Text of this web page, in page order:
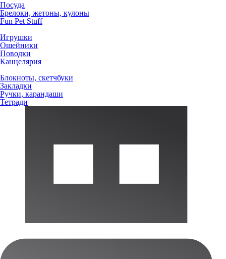
Посуда
Брелоки, жетоны, кулоны
Fun Pet Stuff
Игрушки
Ошейники
Поводки
Канцелярия
Блокноты, скетчбуки
Закладки
Ручки, карандаши
Тетради